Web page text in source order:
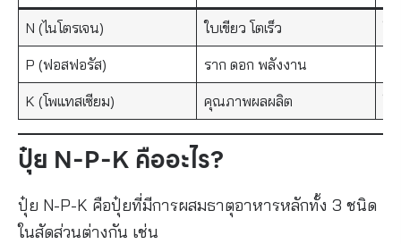
N (ไนโตรเจน) ใบเขียว โตเร็ว
P (ฟอสฟอรัส) ราก ดอก พลังงาน
K (โพแทสเซียม) คุณภาพผลผลิต
ปุ๋ย N-P-K คืออะไร?
ปุ๋ย N-P-K คือปุ๋ยที่มีการผสมธาตุอาหารหลักทั้ง 3 ชนิด
ในสัดส่วนต่างกัน เช่น